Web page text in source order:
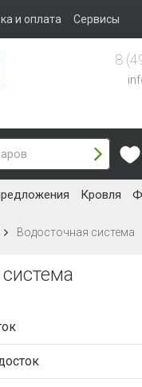
и оплата Сервисы
8
Кровля
Водосточная система